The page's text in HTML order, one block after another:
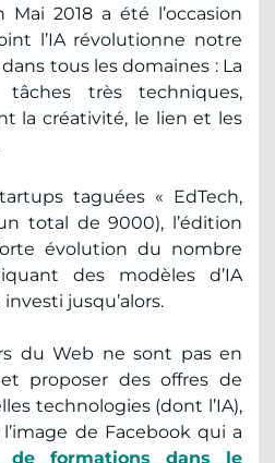
Mai 2018 a été l’occasion
l’IA révolutionne notre
tous les domaines : La
très techniques,
la créativité, le lien et les
taguées « EdTech,
total de 9000), l’édition
évolution du nombre
des modèles d’IA
jusqu’alors.
du Web ne sont pas en
proposer des offres de
technologies (dont l’IA),
de Facebook qui a
de formations dans le